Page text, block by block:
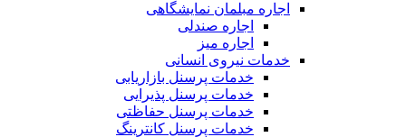
اجاره مبلمان نمایشگاهی
اجاره صندلی
اجاره میز
خدمات نیروی انسانی
خدمات پرسنل بازاریابی
خدمات پرسنل پذیرایی
خدمات پرسنل حفاظتی
خدمات پرسنل کانترینگ